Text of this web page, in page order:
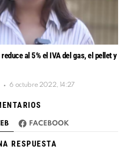
al 5% el IVA del gas, el pellet y
6 octubre 2022, 14:27
FACEBOOK
RESPUESTA